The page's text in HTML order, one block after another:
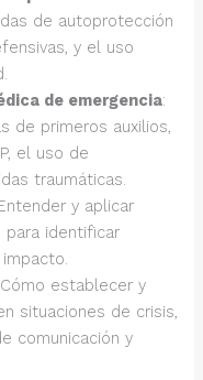
de autoprotección
y el uso
de emergencia:
de primeros auxilios,
el uso de
traumáticas.
y aplicar
para identificar
establecer y
situaciones de crisis,
comunicación y